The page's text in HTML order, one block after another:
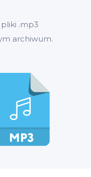
.mp3
archiwum.